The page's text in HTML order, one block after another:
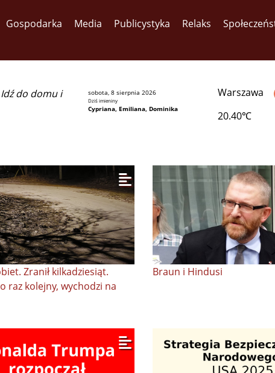
Gospodarka Media Publicystyka Relaks
do domu i
sobota, 8 sierpnia 2026
Dziś imieniny
Cypriana, Emiliana, Dominika
Warszawa
20.40℃
Zranił kilkadziesiąt.
raz kolejny, wychodzi na
Braun i Hindusi